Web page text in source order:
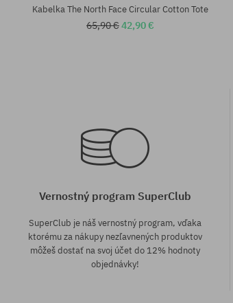
Kabelka The North Face Circular Cotton Tote
65,90 €42,90 €
Vernostný program SuperClub
SuperClub je náš vernostný program, vďaka
ktorému za nákupy nezľavnených produktov
môžeš dostať na svoj účet do 12% hodnoty
objednávky!